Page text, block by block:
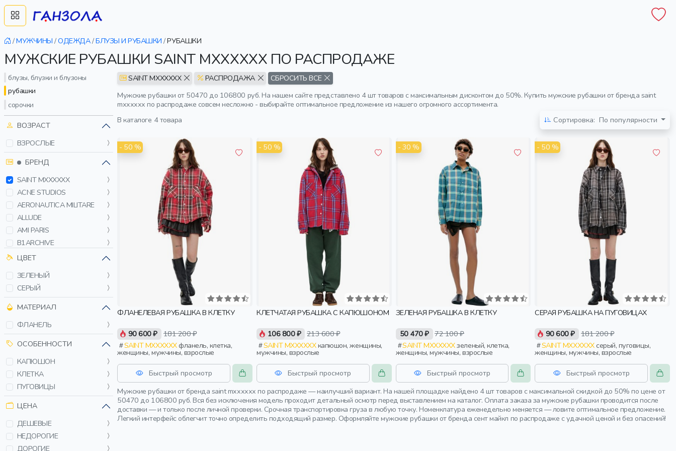
/МУЖЧИНЫ /ОДЕЖДА/БЛУЗЫ И РУБАШКИ /РУБАШКИ
МУЖСКИЕ РУБАШКИ SAINT MXXXXXX ПО РАСПРОДАЖЕ
блузы, блузки и блузоны
рубашки
сорочки
ВОЗРАСТ
ВЗРОСЛЫЕ
БРЕНД
SAINT MXXXXXX
ACNE STUDIOS
AERONAUTICA MILITARE
ALLUDE
AMI PARIS
B1ARCHIVE
BALENCIAGA
BILLIONAIRE
BLEND
BOSS
BRUNELLO CUCINELLI
CARHARTT WIP
CASTELLO D ORO
CHILDREN OF THE
DISCORDANCE
COSTUME NATIONAL
DAMAT
ЦВЕТ
ЗЕЛЕНЫЙ
СЕРЫЙ
МАТЕРИАЛ
ФЛАНЕЛЬ
ОСОБЕННОСТИ
КАПЮШОН
КЛЕТКА
ПУГОВИЦЫ
ЦЕНА
ДЕШЕВЫЕ
НЕДОРОГИЕ
ДОРОГИЕ
SAINT MXXXXXX РАСПРОДАЖА
СБРОСИТЬ ВСЕ
Мужские рубашки от 50470 до 106800 руб. На нашем сайте представлено 4 шт товаров с максимальным дисконтом до 50%. Купить мужские рубашки от бренда saint
mxxxxxx по распродаже совсем несложно - выбирайте оптимальное предложение из нашего огромного ассортимента.
В каталоге 4 товара Сортировка: По популярности
- 50 %
ФЛАНЕЛЕВАЯ РУБАШКА В КЛЕТКУ
90 600 ₽ 181 200 ₽
SAINT MXXXXXXфланель, клетка,
женщины, мужчины, взрослые
Быстрый просмотр
- 50 %
КЛЕТЧАТАЯ РУБАШКА С КАПЮШОНОМ
106 800 ₽ 213 600 ₽
SAINT MXXXXXXкапюшон, женщины,
мужчины, взрослые
Быстрый просмотр
- 30 %
ЗЕЛЕНАЯ РУБАШКА В КЛЕТКУ
50 470 ₽ 72 100 ₽
SAINT MXXXXXXзеленый, клетка,
женщины, мужчины, взрослые
Быстрый просмотр
- 50 %
СЕРАЯ РУБАШКА НА ПУГОВИЦАХ
90 600 ₽ 181 200 ₽
SAINT MXXXXXXсерый, пуговицы,
женщины, мужчины, взрослые
Быстрый просмотр
Мужские рубашки от бренда saint mxxxxxx по распродаже — наилучший вариант. На нашей площадке найдено 4 шт товаров с максимальной скидкой до 50% по цене от
50470 до 106800 руб. Вся без исключения модель проходит детальный осмотр перед выставлением на каталог. Оплата заказа за мужские рубашки проводится после
доставки — и только после личной проверки. Срочная транспортировка груза в любую точку. Номенклатура еженедельно меняется — ловите оптимальное предложение.
Легкий интерфейс облегчит точно определить подходящий размер. Оформляйте мужские рубашки от бренда сент майкл по распродаже с удачной ценой и без опасений!